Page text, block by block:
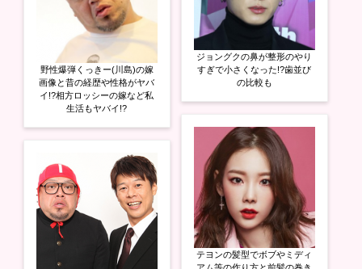
野性爆弾くっきー(川島)の嫁
画像と昔の経歴や性格がヤバ
イ!?相方ロッシーの嫁など私
生活もヤバイ!?
ジョングクの鼻が整形のやり
すぎで小さくなった!?歯並び
の比較も
テヨンの髪型でボブやミディ